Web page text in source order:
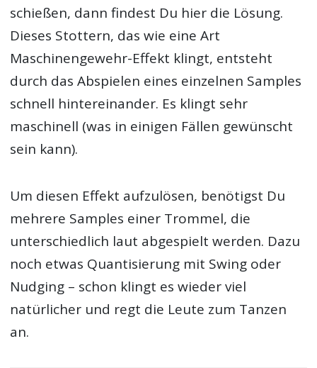
schießen, dann findest Du hier die Lösung.
Dieses Stottern, das wie eine Art
Maschinengewehr-Effekt klingt, entsteht
durch das Abspielen eines einzelnen Samples
schnell hintereinander. Es klingt sehr
maschinell (was in einigen Fällen gewünscht
sein kann).
Um diesen Effekt aufzulösen, benötigst Du
mehrere Samples einer Trommel, die
unterschiedlich laut abgespielt werden. Dazu
noch etwas Quantisierung mit Swing oder
Nudging – schon klingt es wieder viel
natürlicher und regt die Leute zum Tanzen
an.